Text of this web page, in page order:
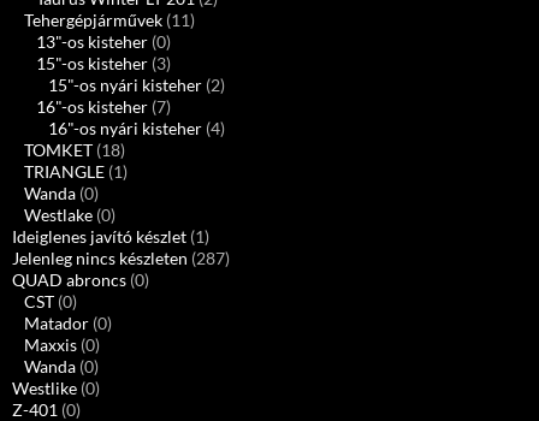
Tehergépjárművek (11)
13"-os kisteher (0)
15"-os kisteher (3)
15"-os nyári kisteher (2)
16"-os kisteher (7)
16"-os nyári kisteher (4)
TOMKET (18)
TRIANGLE (1)
Wanda (0)
Westlake (0)
Ideiglenes javító készlet (1)
Jelenleg nincs készleten (287)
QUAD abroncs (0)
CST (0)
Matador (0)
Maxxis (0)
Wanda (0)
Westlike (0)
Z-401 (0)